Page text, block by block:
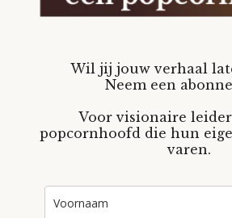
Wil jij jouw verhaal
Neem een
Voor visionaire
popcornhoofd die hun
varen.